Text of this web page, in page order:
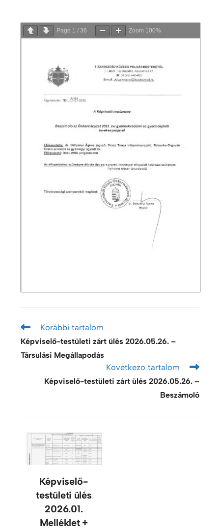
Page 1 / 36 Zoom 100%
Korábbi tartalom
Képviselő-testületi zárt ülés 2026.05.26. –
Társulási Megállapodás
Kovetkezo tartalom
Képviselő-testületi zárt ülés 2026.05.26. –
Beszámoló
Képviselő-
testületi ülés
2026.01.
Melléklet +